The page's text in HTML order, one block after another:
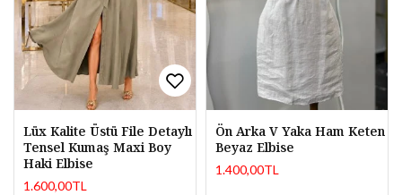
Lüx Kalite Üstü File Detaylı
Tensel Kumaş Maxi Boy
Haki Elbise
1.600,00TL
Ön Arka V Yaka Ham Keten
Beyaz Elbise
1.400,00TL